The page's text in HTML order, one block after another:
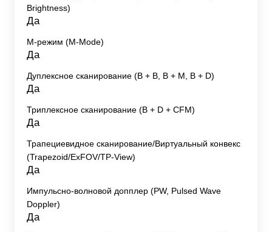
Brightness)
Да
M-режим (M-Mode)
Да
Дуплексное сканирование (В + В, В + М, В + D)
Да
Триплексное сканирование (В + D + CFM)
Да
Трапециевидное сканирование/Виртуальный конвекс
(Trapezoid/ExFOV/TP-View)
Да
Импульсно-волновой допплер (PW, Pulsed Wave
Doppler)
Да